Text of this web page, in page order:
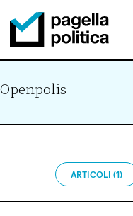
Pagella Politica Logo
Openpolis
ARTICOLI (1)